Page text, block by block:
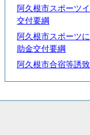
阿久根市スポーツ
交付要綱
阿久根市スポーツ
助金交付要綱
阿久根市合宿等誘